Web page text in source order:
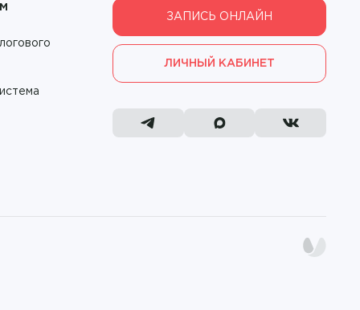
ЗАПИСЬ ОНЛАЙН
ЛИЧНЫЙ КАБИНЕТ